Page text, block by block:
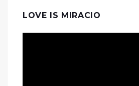
LOVE IS MIRACIO